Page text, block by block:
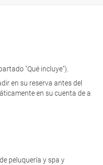
"Qué incluye").
en su reserva antes del
en su cuenta de a
peluquería y spa y